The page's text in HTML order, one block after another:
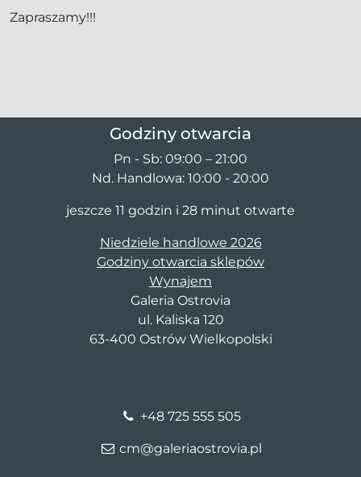
Zapraszamy!!!
Godziny otwarcia
Pn - Sb: 09:00 – 21:00
Nd. Handlowa: 10:00 - 20:00
jeszcze 11 godzin i 28 minut otwarte
Niedziele handlowe 2026
Godziny otwarcia sklepów
Wynajem
Galeria Ostrovia
ul. Kaliska 120
63-400 Ostrów Wielkopolski
+48 725 555 505
cm@galeriaostrovia.pl